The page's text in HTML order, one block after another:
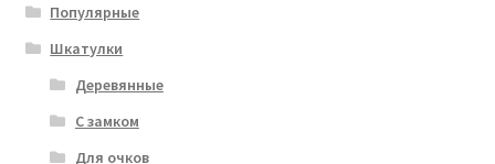
Популярные
Шкатулки
Деревянные
С замком
Для очков